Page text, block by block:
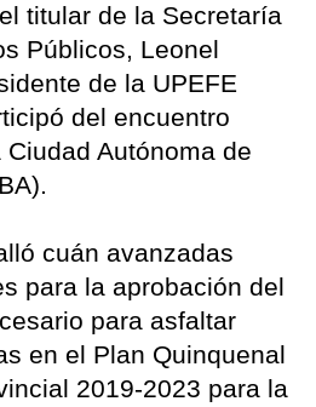
titular de la Secretaría
Públicos, Leonel
de la UPEFE
del encuentro
Autónoma de
cuán avanzadas
para la aprobación del
para asfaltar
en el Plan Quinquenal
2019-2023 para la